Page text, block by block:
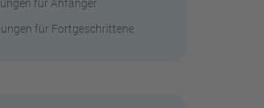
für Anfänger
für Fortgeschrittene